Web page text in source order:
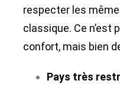
respecter les
classique. Ce n’est
confort, mais bien
Pays très